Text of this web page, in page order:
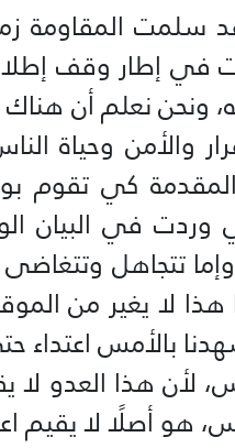
سلمت المقاومة
في إطار وقف
ونحن نعلم أن
والأمن وحياة
كي تقوم
وردت في البيان
وإما تتجاهل
هذا لا يغير من
بالأمس
هذا العدو لا
هو أصلًا لا